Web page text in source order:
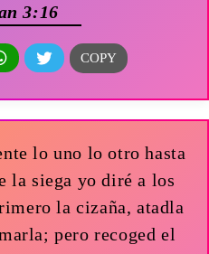
3:16
lo uno lo otro hasta
la siega yo diré a los
la cizaña, atadla
pero recoged el